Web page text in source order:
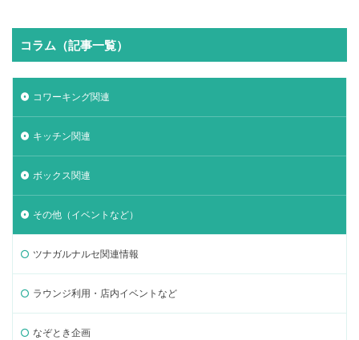
コラム（記事一覧）
コワーキング関連
キッチン関連
ボックス関連
その他（イベントなど）
ツナガルナルセ関連情報
ラウンジ利用・店内イベントなど
なぞとき企画